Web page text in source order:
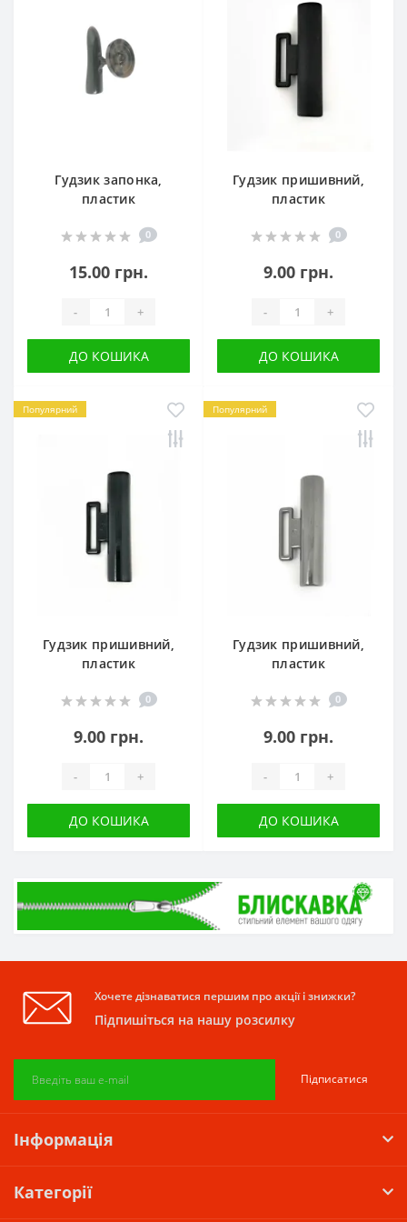
Гудзик запонка,
пластик
0
15.00 грн.
- +
ДО КОШИКА
Гудзик пришивний,
пластик
0
9.00 грн.
- +
ДО КОШИКА
Популярний
Гудзик пришивний,
пластик
0
9.00 грн.
- +
ДО КОШИКА
Популярний
Гудзик пришивний,
пластик
0
9.00 грн.
- +
ДО КОШИКА
Хочете дізнаватися першим про акції і знижки?
Підпишіться на нашу розсилку
Підписатися
Інформація
Категорії